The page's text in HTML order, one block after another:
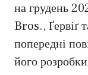
на грудень
Bros., Ґервіґ
попередні
його